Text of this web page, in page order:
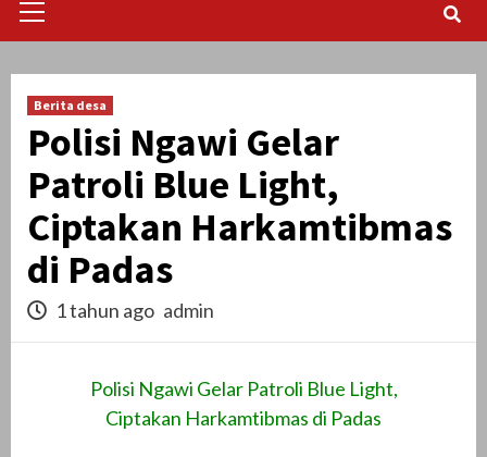
Menu
Berita desa
Polisi Ngawi Gelar
Patroli Blue Light,
Ciptakan Harkamtibmas
di Padas
1 tahun ago admin
Polisi Ngawi Gelar Patroli Blue Light,
Ciptakan Harkamtibmas di Padas